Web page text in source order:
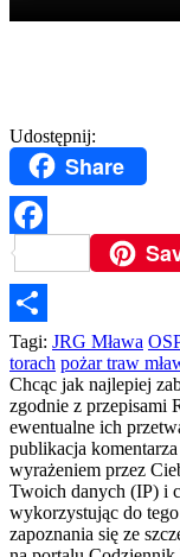
Udostępnij:
Share
Facebook
Podziel
się
Tagi: JRG Mława
torach pożar traw
Chcąc jak najlepiej
zgodnie z przepisami
ewentualne ich
publikacja
wyrażeniem przez
Twoich danych (IP) i
wykorzystując do
zapoznania się ze